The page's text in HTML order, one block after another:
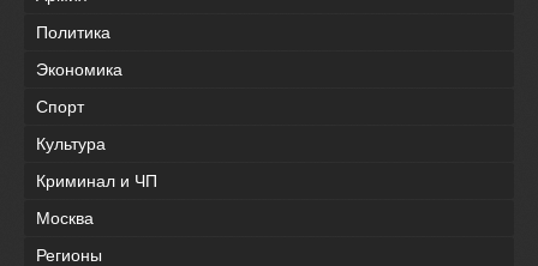
Политика
Экономика
Спорт
Культура
Криминал и ЧП
Москва
Регионы